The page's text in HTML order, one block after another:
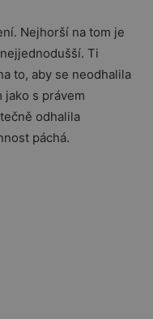
Nejhorší na tom je
Ti
to, aby se neodhalila
s právem
odhalila
páchá.